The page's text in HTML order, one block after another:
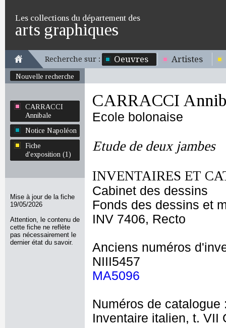
Les collections du département des
arts graphiques
Recherche sur : Oeuvres Artistes
Nouvelle recherche
CARRACCI
Annibale
Notice Napoléon
Fiche
d'exposition (1)
Mise à jour de la fiche
19/05/2026
Attention, le contenu de
cette fiche ne reflète
pas nécessairement le
dernier état du savoir.
CARRACCI
Ecole bolonaise
Etude de deux jambes
INVENTAIRES ET
Cabinet des dessins
Fonds des dessins et
INV 7406, Recto
Anciens numéros
NIII5457
MA5096
Numéros de catalogue
Inventaire italien, t. VII